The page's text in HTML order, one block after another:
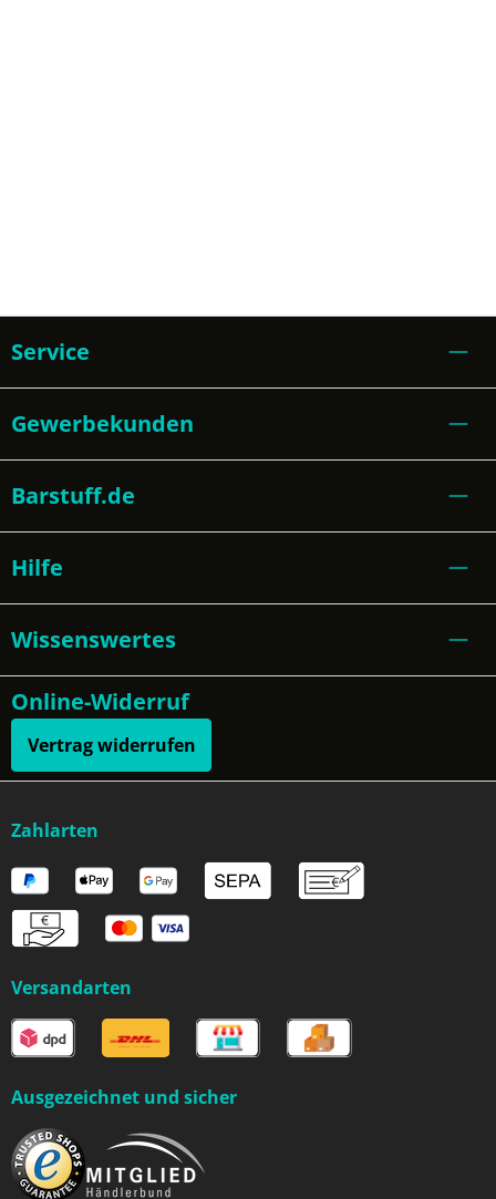
Service
Gewerbekunden
Barstuff.de
Hilfe
Wissenswertes
Online-Widerruf
Vertrag widerrufen
Zahlarten
Versandarten
Ausgezeichnet und sicher